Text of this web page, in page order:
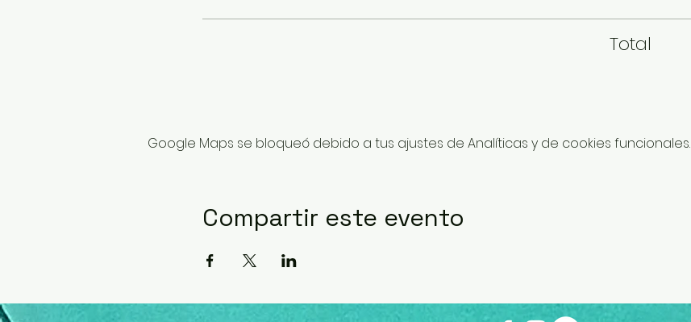
Total
Google Maps se bloqueó debido a tus ajustes de Analíticas y de cookies funcionales.
Compartir este evento